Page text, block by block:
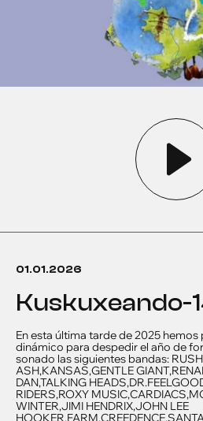
01.01.2026
kuskuxeando-
En esta última tarde de 2025
dinámico para despedir el año de
sonado las siguientes bandas:
ASH,KANSAS,GENTLE
DAN,TALKING
RIDERS,ROXY
WINTER,JIMI HENDRIX,JOHN LEE